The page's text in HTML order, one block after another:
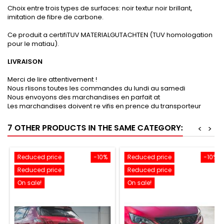
Choix entre trois types de surfaces: noir textur noir brillant,
imitation de fibre de carbone.
Ce produit a certifiTUV MATERIALGUTACHTEN (TUV homologation
pour le matiau).
LIVRAISON
Merci de lire attentivement !
Nous rlisons toutes les commandes du lundi au samedi
Nous envoyons des marchandises en parfait at
Les marchandises doivent re vifis en prence du transporteur
7 OTHER PRODUCTS IN THE SAME CATEGORY: >
<
-10%
Reduced price
Reduced price
On sale!
-10%
Reduced price
Reduced price
On sale!